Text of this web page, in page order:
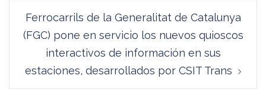
Ferrocarrils de la Generalitat de Catalunya
(FGC) pone en servicio los nuevos quioscos
interactivos de información en sus
estaciones, desarrollados por CSIT Trans